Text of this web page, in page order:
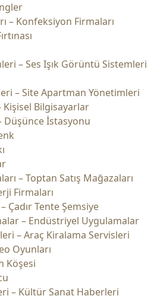
– Konfeksiyon Firmaları
– Ses Işık Görüntü Sistemleri
– Site Apartman Yönetimleri
Kişisel Bilgisayarlar
Düşünce İstasyonu
– Toptan Satış Mağazaları
Firmaları
Çadır Tente Şemsiye
– Endüstriyel Uygulamalar
– Araç Kiralama Servisleri
Oyunları
Köşesi
– Kültür Sanat Haberleri